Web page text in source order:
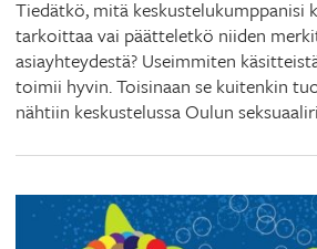
Tiedätkö, mitä keskustelukumppanisi
tarkoittaa vai päätteletkö niiden
asiayhteydestä? Useimmiten
toimii hyvin. Toisinaan se kuitenkin
nähtiin keskustelussa Oulun